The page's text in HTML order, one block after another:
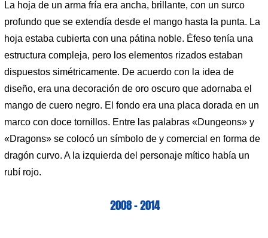
La hoja de un arma fría era ancha, brillante, con un surco
profundo que se extendía desde el mango hasta la punta. La
hoja estaba cubierta con una pátina noble. Éfeso tenía una
estructura compleja, pero los elementos rizados estaban
dispuestos simétricamente. De acuerdo con la idea de
diseño, era una decoración de oro oscuro que adornaba el
mango de cuero negro. El fondo era una placa dorada en un
marco con doce tornillos. Entre las palabras «Dungeons» y
«Dragons» se colocó un símbolo de y comercial en forma de
dragón curvo. A la izquierda del personaje mítico había un
rubí rojo.
2008 – 2014